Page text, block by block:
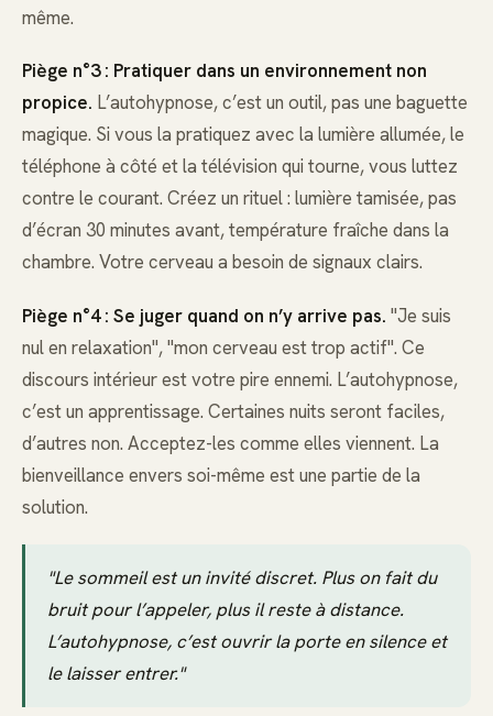
même.
Piège n°3 : Pratiquer dans un environnement non
propice. L’autohypnose, c’est un outil, pas une baguette
magique. Si vous la pratiquez avec la lumière allumée, le
téléphone à côté et la télévision qui tourne, vous luttez
contre le courant. Créez un rituel : lumière tamisée, pas
d’écran 30 minutes avant, température fraîche dans la
chambre. Votre cerveau a besoin de signaux clairs.
Piège n°4 : Se juger quand on n’y arrive pas. "Je suis
nul en relaxation", "mon cerveau est trop actif". Ce
discours intérieur est votre pire ennemi. L’autohypnose,
c’est un apprentissage. Certaines nuits seront faciles,
d’autres non. Acceptez-les comme elles viennent. La
bienveillance envers soi-même est une partie de la
solution.
"Le sommeil est un invité discret. Plus on fait du
bruit pour l’appeler, plus il reste à distance.
L’autohypnose, c’est ouvrir la porte en silence et
le laisser entrer."